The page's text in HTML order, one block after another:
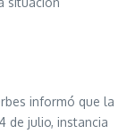
informó que la
de julio, instancia